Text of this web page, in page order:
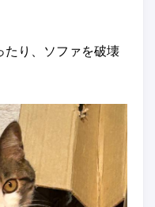
たり、ソファを破壊